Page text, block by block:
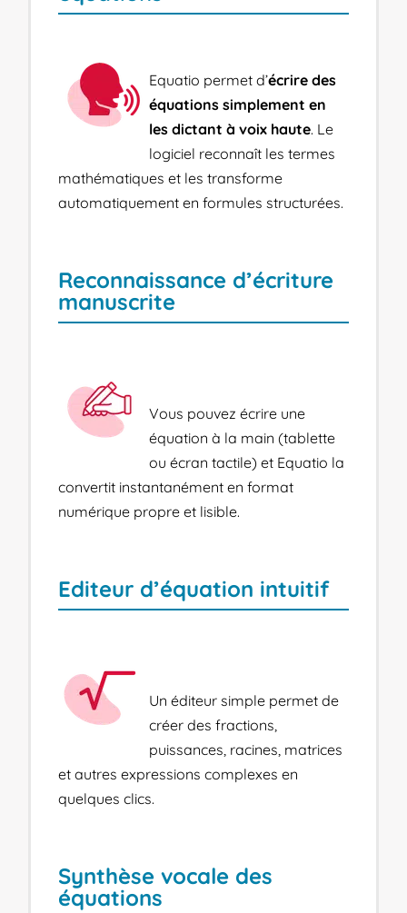
Equatio permet d’écrire des
équations simplement en
les dictant à voix haute. Le
logiciel reconnaît les termes
mathématiques et les transforme
automatiquement en formules structurées.
Reconnaissance d’écriture
manuscrite
Vous pouvez écrire une
équation à la main (tablette
ou écran tactile) et Equatio la
convertit instantanément en format
numérique propre et lisible.
Editeur d’équation intuitif
Un éditeur simple permet de
créer des fractions,
puissances, racines, matrices
et autres expressions complexes en
quelques clics.
Synthèse vocale des
équations